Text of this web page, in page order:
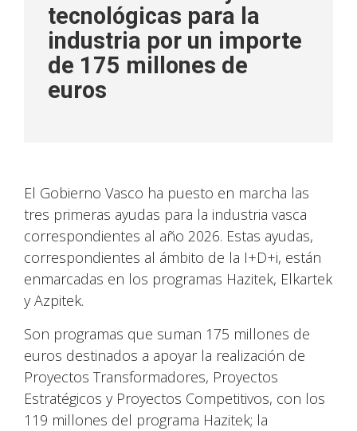
tecnológicas para la
industria por un importe
de 175 millones de
euros
El Gobierno Vasco ha puesto en marcha las
tres primeras ayudas para la industria vasca
correspondientes al año 2026. Estas ayudas,
correspondientes al ámbito de la I+D+i, están
enmarcadas en los programas Hazitek, Elkartek
y Azpitek.
Son programas que suman 175 millones de
euros destinados a apoyar la realización de
Proyectos Transformadores, Proyectos
Estratégicos y Proyectos Competitivos, con los
119 millones del programa Hazitek; la